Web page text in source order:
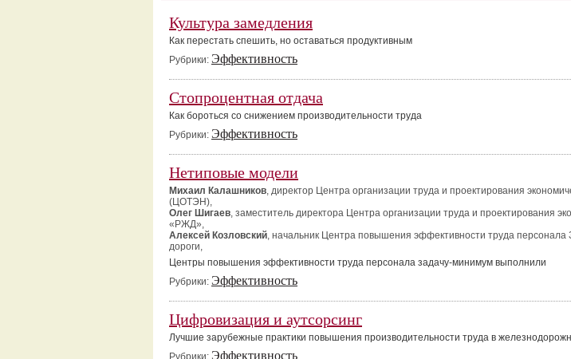
Культура замедления
Как перестать спешить, но оставаться продуктивным
Рубрики: Эффективность
Стопроцентная отдача
Как бороться со снижением производительности труда
Рубрики: Эффективность
Нетиповые модели
Михаил Калашников, директор Центра организации труда и проектирования
(ЦОТЭН),
Олег Шигаев, заместитель директора Центра организации труда и проектирования
«РЖД»,
Алексей Козловский, начальник Центра повышения эффективности труда
дороги,
Центры повышения эффективности труда персонала задачу-минимум выполнили
Рубрики: Эффективность
Цифровизация и аутсорсинг
Лучшие зарубежные практики повышения производительности труда в
Рубрики: Эффективность